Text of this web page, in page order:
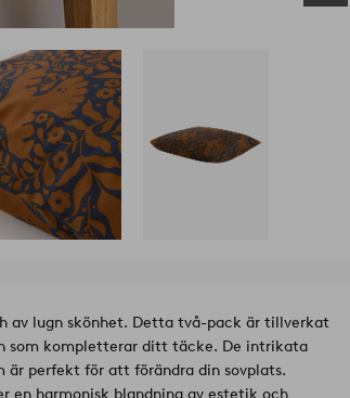
av lugn skönhet. Detta två-pack är tillverkat
som kompletterar ditt täcke. De intrikata
är perfekt för att förändra din sovplats.
en harmonisk blandning av estetik och